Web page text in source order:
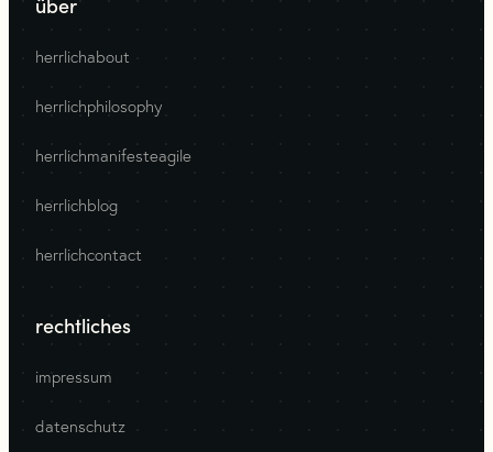
herrlichabout
herrlichphilosophy
herrlichmanifesteagile
herrlichblog
herrlichcontact
rechtliches
impressum
datenschutz